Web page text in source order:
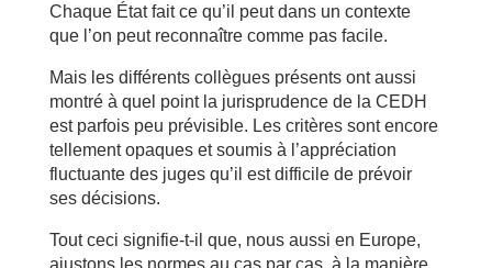
Chaque État fait ce qu’il peut dans un contexte
que l’on peut reconnaître comme pas facile.
Mais les différents collègues présents ont aussi
montré à quel point la jurisprudence de la CEDH
est parfois peu prévisible. Les critères sont encore
tellement opaques et soumis à l’appréciation
fluctuante des juges qu’il est difficile de prévoir
ses décisions.
Tout ceci signifie-t-il que, nous aussi en Europe,
ajustons les normes au cas par cas, à la manière